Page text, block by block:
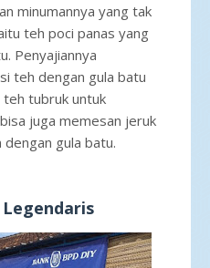
minumannya yang tak
teh poci panas yang
Penyajiannya
teh dengan gula batu
teh tubruk untuk
juga memesan jeruk
gula batu.